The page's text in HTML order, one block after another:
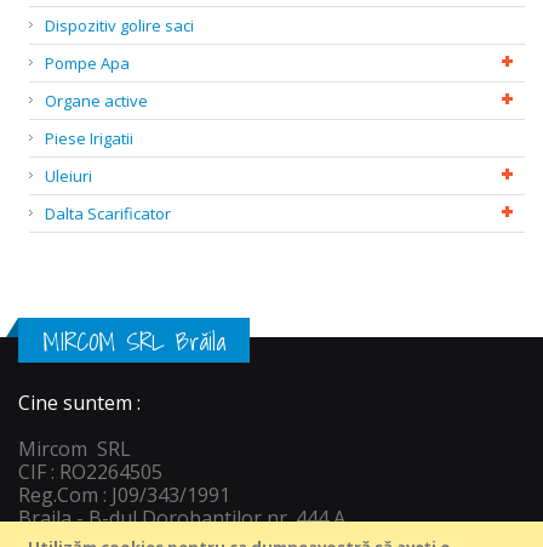
Dispozitiv golire saci
Pompe Apa
Organe active
Piese Irigatii
Uleiuri
Dalta Scarificator
MIRCOM SRL Brăila
Cine suntem :
Mircom SRL
CIF : RO2264505
Reg.Com : J09/343/1991
Braila - B-dul Dorobantilor nr. 444 A
Informatii contact :